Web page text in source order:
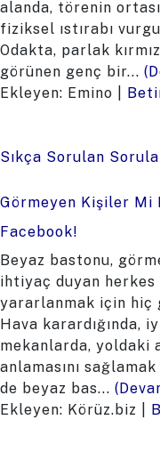
alanda, törenin
fiziksel ıstırabı
Odakta, parlak
görünen genç bir...
Ekleyen: Emino |
Sıkça Sorulan
Görmeyen Kişiler Mi
Facebook!
Beyaz bastonu,
ihtiyaç duyan herkes
yararlanmak için hiç
Hava karardığında,
mekanlarda, yoldaki
anlamasını
de beyaz bas...
Ekleyen: Körüz.biz |